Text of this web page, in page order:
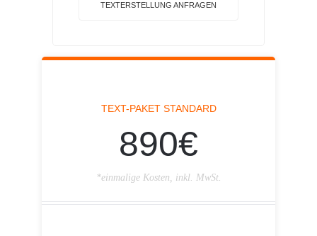
TEXTERSTELLUNG ANFRAGEN
TEXT-PAKET STANDARD
890€
*einmalige Kosten, inkl. MwSt.